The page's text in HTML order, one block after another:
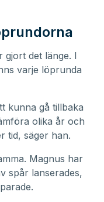
gjort det länge. I
varje löprunda
kunna gå tillbaka
olika år och
tid, säger han.
Magnus har
spår lanserades,